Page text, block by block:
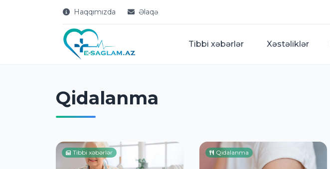
Haqqımızda Əlaqə
Tibbi xəbərlər Xəstəliklər
Qidalanma
Tibbi xəbərlər Qidalanma